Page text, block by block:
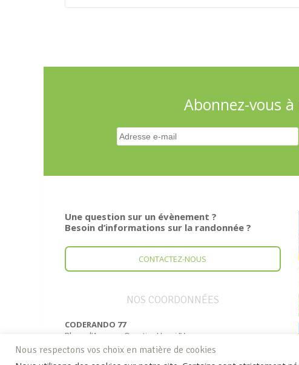
Abonnez-vous
Une question sur un évènement ?
Besoin d’informations sur la randonnée ?
CONTACTEZ-NOUS
NOS COORDONNÉES
CODERANDO 77
Place d’Armes – Quartier Henri IV
77300 FONTAINEBLEAU
Nous respectons vos choix en matière de cookies